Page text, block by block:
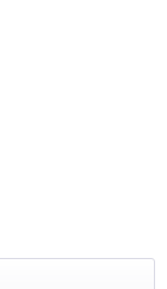
Tool Simple